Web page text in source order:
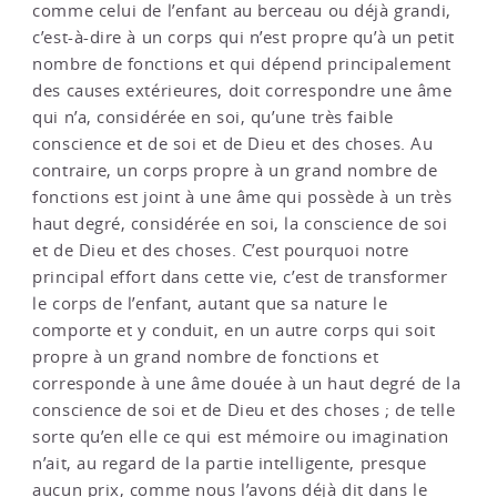
comme celui de l’enfant au berceau ou déjà grandi,
c’est-à-dire à un corps qui n’est propre qu’à un petit
nombre de fonctions et qui dépend principalement
des causes extérieures, doit correspondre une âme
qui n’a, considérée en soi, qu’une très faible
conscience et de soi et de Dieu et des choses. Au
contraire, un corps propre à un grand nombre de
fonctions est joint à une âme qui possède à un très
haut degré, considérée en soi, la conscience de soi
et de Dieu et des choses. C’est pourquoi notre
principal effort dans cette vie, c’est de transformer
le corps de l’enfant, autant que sa nature le
comporte et y conduit, en un autre corps qui soit
propre à un grand nombre de fonctions et
corresponde à une âme douée à un haut degré de la
conscience de soi et de Dieu et des choses ; de telle
sorte qu’en elle ce qui est mémoire ou imagination
n’ait, au regard de la partie intelligente, presque
aucun prix, comme nous l’avons déjà dit dans le